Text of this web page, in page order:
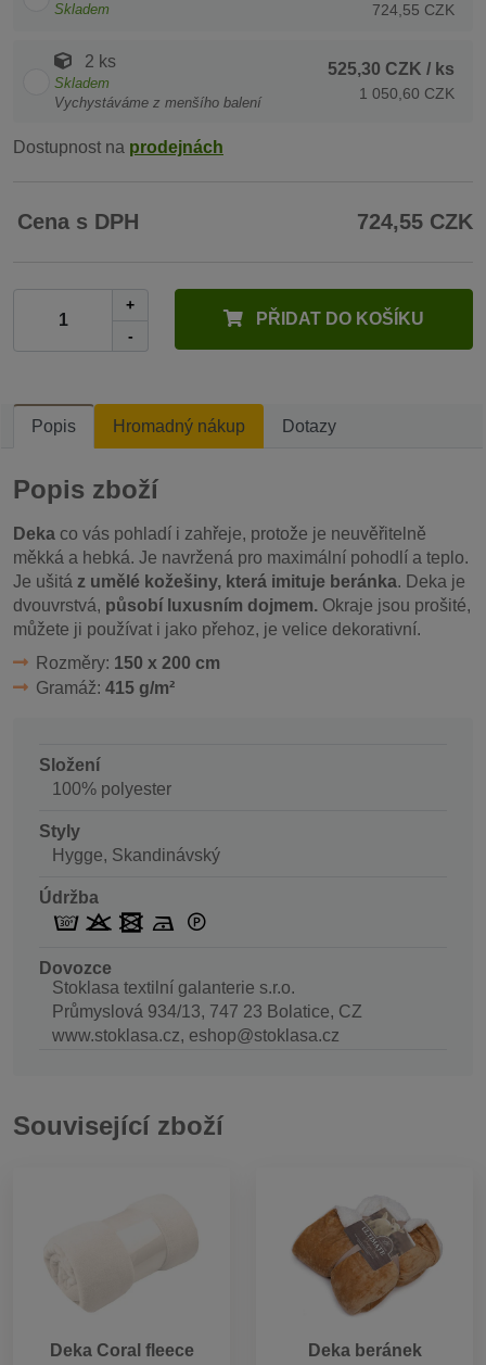
Skladem 724,55 CZK
2 ks
Skladem
Vychystáváme z menšího balení
525,30 CZK / ks
1 050,60 CZK
Dostupnost na prodejnách
Cena s DPH 724,55 CZK
+
-
PŘIDAT DO KOŠÍKU
Popis Hromadný nákup Dotazy
Popis zboží
Deka co vás pohladí i zahřeje, protože je neuvěřitelně
měkká a hebká. Je navržená pro maximální pohodlí a teplo.
Je ušitá z umělé kožešiny, která imituje beránka. Deka je
dvouvrstvá, působí luxusním dojmem. Okraje jsou prošité,
můžete ji používat i jako přehoz, je velice dekorativní.
Rozměry: 150 x 200 cm
Gramáž: 415 g/m²
Složení
100% polyester
Styly
Hygge, Skandinávský
Údržba
Dovozce
Stoklasa textilní galanterie s.r.o.
Průmyslová 934/13, 747 23 Bolatice, CZ
www.stoklasa.cz, eshop@stoklasa.cz
Související zboží
Deka Coral fleece Deka beránek